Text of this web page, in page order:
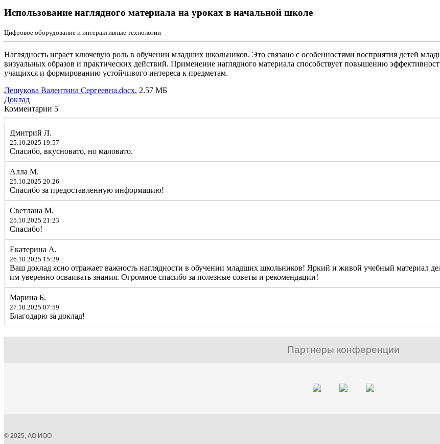
Использование наглядного материала на уроках в начальной школе
Цифровое оборудование и интерактивные технологии
Наглядность играет ключевую роль в обучении младших школьников. Это связано с особенностями восприятия детей
визуальных образов и практических действий. Применение наглядного материала способствует повышению
учащихся и формированию устойчивого интереса к предметам.
Лешукова Валентина Сергеевна.docx, 2.57 МБ
Доклад
Комментарии 5
Дмитрий Л.
25.10.2025 19:57
Спасибо, вкусновато, но маловато.
Алла М.
25.10.2025 20:26
Спасибо за предоставленную информацию!
Светлана М.
25.10.2025 21:23
Спасибо!
Екатерина А.
26.10.2025 15:29
Ваш доклад ясно отражает важность наглядности в обучении младших школьников! Яркий и живой учебный материал
им уверенно осваивать знания. Огромное спасибо за полезные советы и рекомендации!
Марина Б.
27.10.2025 07:59
Благодарю за доклад!
Партнеры конференции
© 2025, АО ИОО